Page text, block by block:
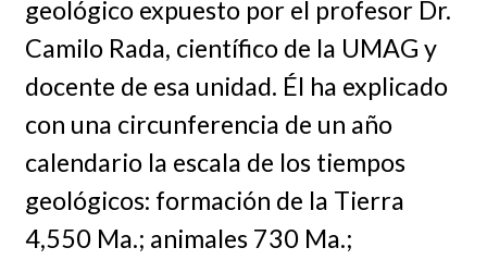
geológico expuesto por el profesor Dr.
Camilo Rada, científico de la UMAG y
docente de esa unidad. Él ha explicado
con una circunferencia de un año
calendario la escala de los tiempos
geológicos: formación de la Tierra
4,550 Ma.; animales 730 Ma.;